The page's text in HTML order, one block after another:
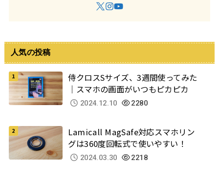
人気の投稿
侍クロスSサイズ、3週間使ってみた
｜スマホの画面がいつもピカピカ
2024.12.10 2280
Lamicall MagSafe対応スマホリン
グは360度回転式で使いやすい！
2024.03.30 2218